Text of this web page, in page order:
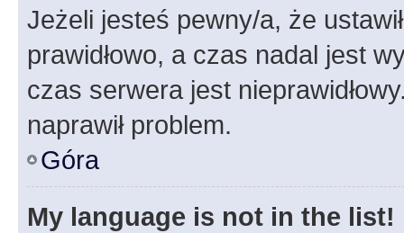
Jeżeli jesteś pewny/a, że
prawidłowo, a czas nadal jest
czas serwera jest
naprawił problem.
Góra
My language is not in the list!